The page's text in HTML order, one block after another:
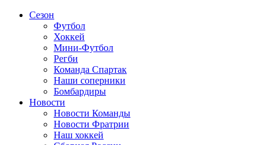
Сезон
Футбол
Хоккей
Мини-Футбол
Регби
Команда Спартак
Наши соперники
Бомбардиры
Новости
Новости Команды
Новости Фратрии
Наш хоккей